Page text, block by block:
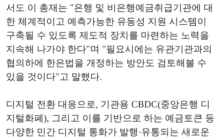
서도 이 총재는 "은행 및 비은행예금취급기관에 대
한 체계적이고 예측가능한 유동성 지원 시스템이
구축될 수 있도록 제도적 장치를 마련하는 노력을
지속해 나가야 한다"며 "필요시에는 유관기관과의
협의하에 한은법을 개정하는 방안도 검토해볼 수
있을 것이다"고 말했다.
디지털 전환 대응으로, 기관용 CBDC(중앙은행 디
지털화폐), 그리고 이를 기반으로 하는 예금토큰 등
다양한 민간 디지털 통화가 발행·유통되는 새로운